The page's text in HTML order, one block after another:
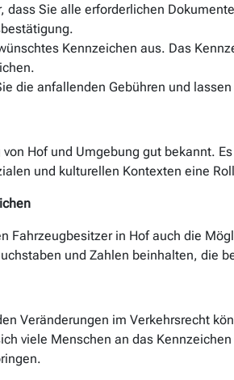
dass Sie alle erforderlichen
Kennzeichen aus. Das
die anfallenden Gebühren und
Hof und Umgebung gut bekannt.
und kulturellen Kontexten eine
Fahrzeugbesitzer in Hof auch die
und Zahlen beinhalten, die
Veränderungen im Verkehrsrecht
viele Menschen an das